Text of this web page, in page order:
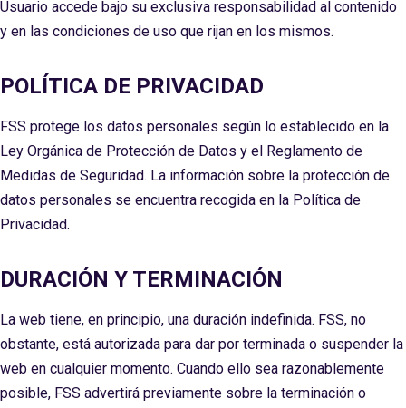
Usuario accede bajo su exclusiva responsabilidad al contenido
y en las condiciones de uso que rijan en los mismos.
POLÍTICA DE PRIVACIDAD
FSS protege los datos personales según lo establecido en la
Ley Orgánica de Protección de Datos y el Reglamento de
Medidas de Seguridad. La información sobre la protección de
datos personales se encuentra recogida en la Política de
Privacidad.
DURACIÓN Y TERMINACIÓN
La web tiene, en principio, una duración indefinida. FSS, no
obstante, está autorizada para dar por terminada o suspender la
web en cualquier momento. Cuando ello sea razonablemente
posible, FSS advertirá previamente sobre la terminación o